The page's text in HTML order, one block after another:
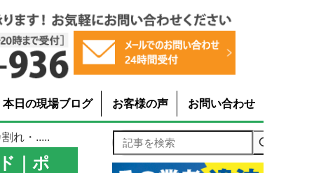
本日の現場ブログ お客様の声 お問い合わせ
れ・.....
｜ポ
記事を検索